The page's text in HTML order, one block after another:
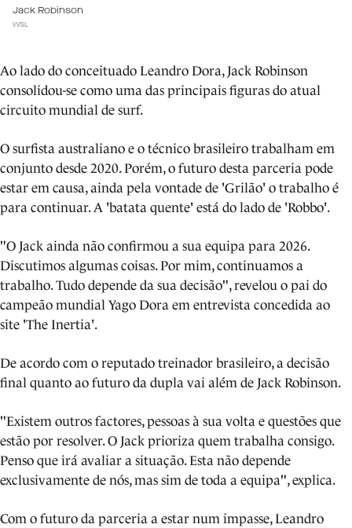
Jack Robinson
WSL
Ao lado do conceituado Leandro Dora, Jack Robinson
consolidou-se como uma das principais figuras do atual
circuito mundial de surf.
O surfista australiano e o técnico brasileiro trabalham em
conjunto desde 2020. Porém, o futuro desta parceria pode
estar em causa, ainda pela vontade de 'Grilão' o trabalho é
para continuar. A 'batata quente' está do lado de 'Robbo'.
"O Jack ainda não confirmou a sua equipa para 2026.
Discutimos algumas coisas. Por mim, continuamos a
trabalho. Tudo depende da sua decisão", revelou o pai do
campeão mundial Yago Dora em entrevista concedida ao
site 'The Inertia'.
De acordo com o reputado treinador brasileiro, a decisão
final quanto ao futuro da dupla vai além de Jack Robinson.
"Existem outros factores, pessoas à sua volta e questões que
estão por resolver. O Jack prioriza quem trabalha consigo.
Penso que irá avaliar a situação. Esta não depende
exclusivamente de nós, mas sim de toda a equipa", explica.
Com o futuro da parceria a estar num impasse, Leandro